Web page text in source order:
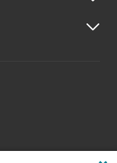
o wizycie.